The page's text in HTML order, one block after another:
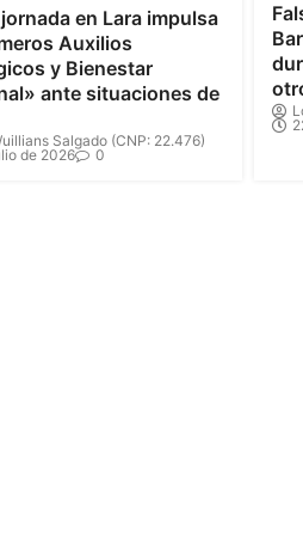
en Lara impulsa
Auxilios
y Bienestar
ante situaciones de
Salgado (CNP: 22.476)
de 2026
0